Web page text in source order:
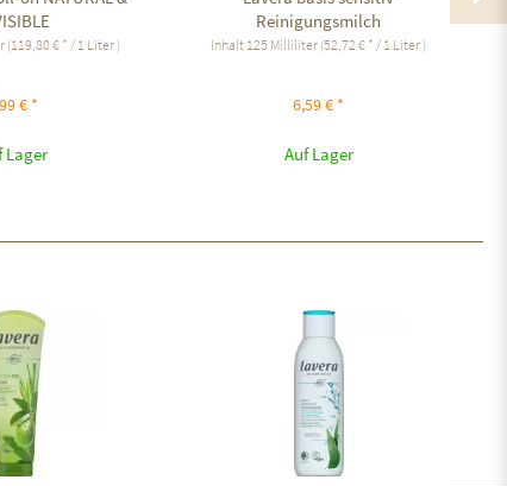
(119,80 € * / 1 Liter )
€ *
Lager
Reinigungsmilch
Inhalt 125 Milliliter (52,72 € * / 1 Liter )
6,59 € *
Auf Lager